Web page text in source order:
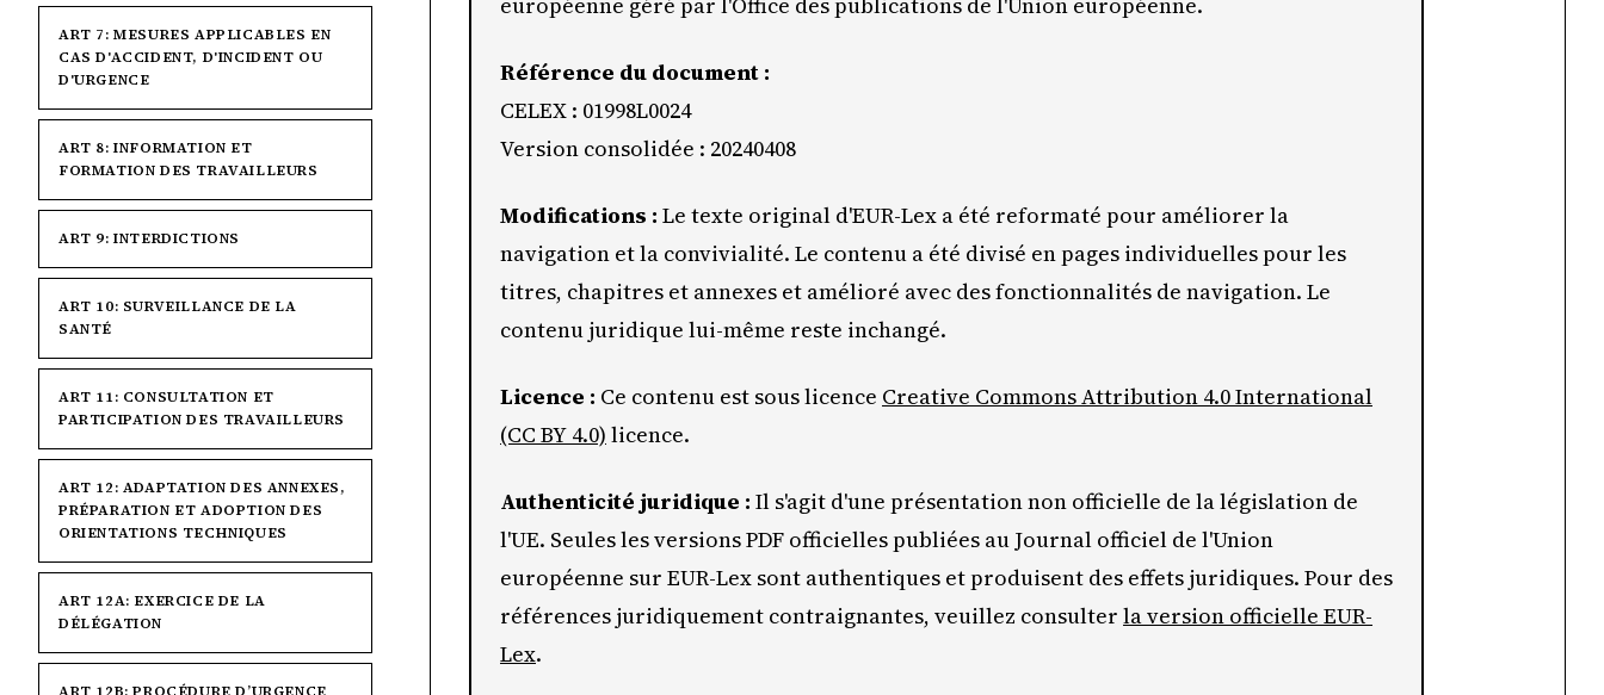
ART 7: MESURES APPLICABLES EN
CAS D'ACCIDENT, D'INCIDENT OU
D'URGENCE
ART 8: INFORMATION ET
FORMATION DES TRAVAILLEURS
ART 9: INTERDICTIONS
ART 10: SURVEILLANCE DE LA
SANTÉ
ART 11: CONSULTATION ET
PARTICIPATION DES TRAVAILLEURS
ART 12: ADAPTATION DES ANNEXES,
PRÉPARATION ET ADOPTION DES
ORIENTATIONS TECHNIQUES
ART 12A: EXERCICE DE LA
DÉLÉGATION
Référence du document :
CELEX : 01998L0024
Version consolidée : 20240408
Modifications : Le texte original d'EUR-Lex a été reformaté pour améliorer la
navigation et la convivialité. Le contenu a été divisé en pages individuelles pour les
titres, chapitres et annexes et amélioré avec des fonctionnalités de navigation. Le
contenu juridique lui-même reste inchangé.
Licence : Ce contenu est sous licence Creative Commons Attribution 4.0 International
(CC BY 4.0) licence.
Authenticité juridique : Il s'agit d'une présentation non officielle de la législation de
l'UE. Seules les versions PDF officielles publiées au Journal officiel de l'Union
européenne sur EUR-Lex sont authentiques et produisent des effets juridiques. Pour des
références juridiquement contraignantes, veuillez consulter la version officielle EUR-
Lex.